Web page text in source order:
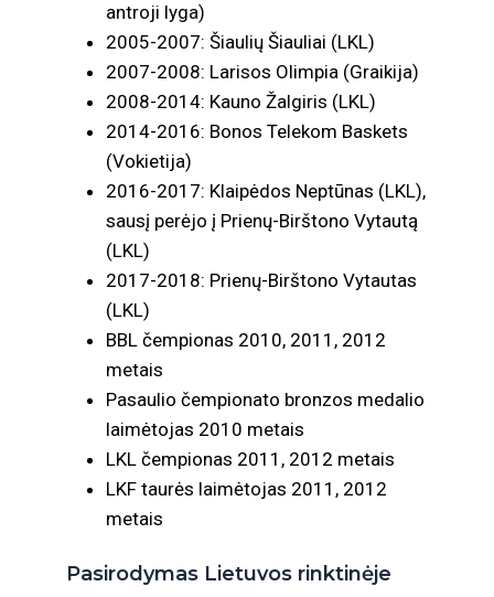
antroji lyga)
2005-2007: Šiaulių Šiauliai (LKL)
2007-2008: Larisos Olimpia (Graikija)
2008-2014: Kauno Žalgiris (LKL)
2014-2016: Bonos Telekom Baskets
(Vokietija)
2016-2017: Klaipėdos Neptūnas (LKL),
sausį perėjo į Prienų-Birštono Vytautą
(LKL)
2017-2018: Prienų-Birštono Vytautas
(LKL)
BBL čempionas 2010, 2011, 2012
metais
Pasaulio čempionato bronzos medalio
laimėtojas 2010 metais
LKL čempionas 2011, 2012 metais
LKF taurės laimėtojas 2011, 2012
metais
Pasirodymas Lietuvos rinktinėje